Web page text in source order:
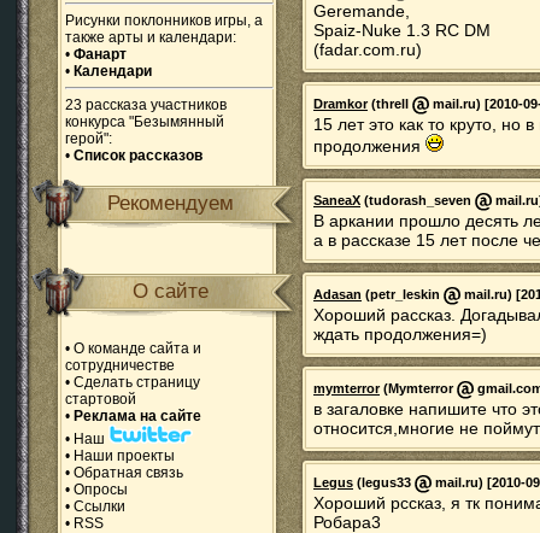
Рисунки поклонников игры, а
также арты и календари:
• Фанарт
• Календари
23 рассказа участников
конкурса "Безымянный
герой":
• Список рассказов
Рекомендуем
О сайте
• О команде сайта и
сотрудничестве
• Сделать страницу
стартовой
• Реклама на сайте
• Наш
• Наши проекты
• Обратная связь
• Опросы
• Ссылки
• RSS
Geremande,
Spaiz-Nuke 1.3 RC DM
(fadar.com.ru)
Dramkor(threll mail.ru) [2010-
15 лет это как то круто, но
продолжения
SaneaX (tudorash_seven
В аркании прошло десять
а в рассказе 15 лет после
Adasan (petr_leskin mail.ru)
Хороший рассказ.
ждать продолжения=)
mymterror(Mymterror
в загаловке напишите что
относится,многие не поймут
Legus (legus33 mail.ru) [2010-
Хороший рссказ, я тк
Робара3